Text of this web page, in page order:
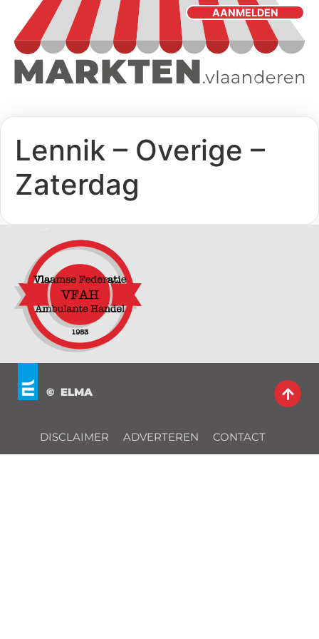
AANMELDEN
Lennik – Overige –
Zaterdag
© ELMA
DISCLAIMER ADVERTEREN CONTACT